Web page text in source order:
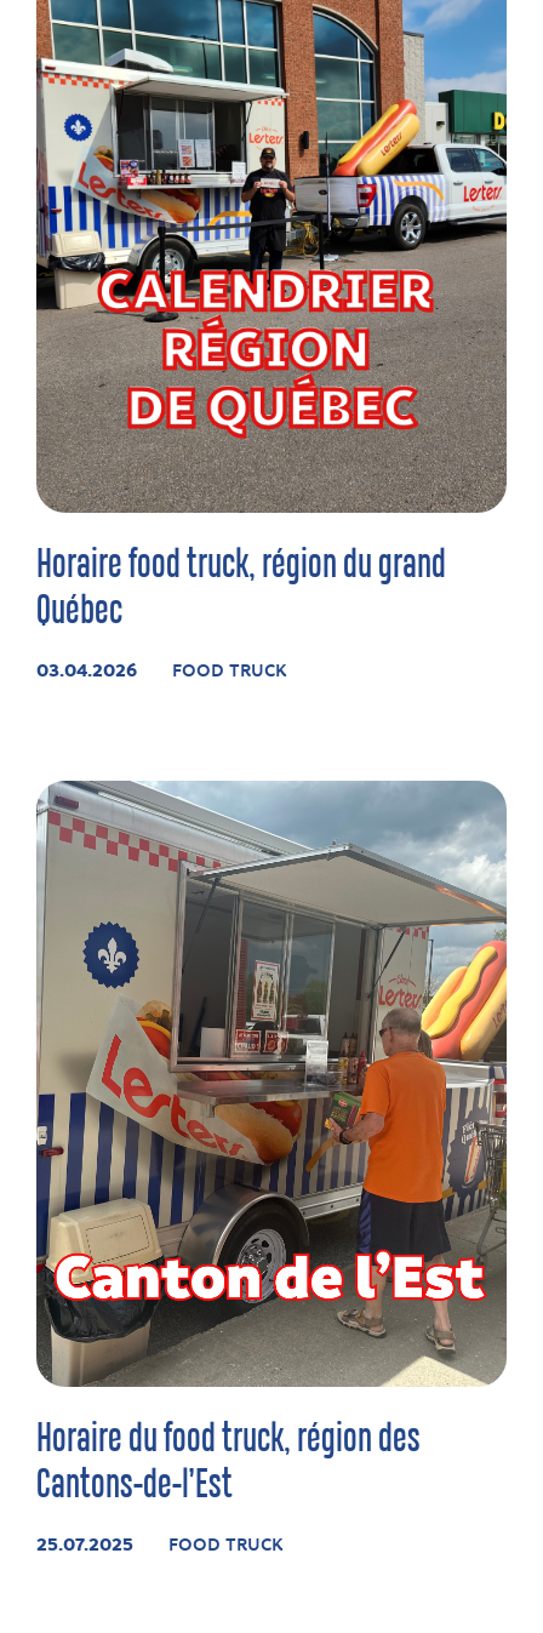
Horaire food truck, région du grand
Québec
03.04.2026 FOOD TRUCK
Horaire du food truck, région des
Cantons-de-l’Est
25.07.2025 FOOD TRUCK